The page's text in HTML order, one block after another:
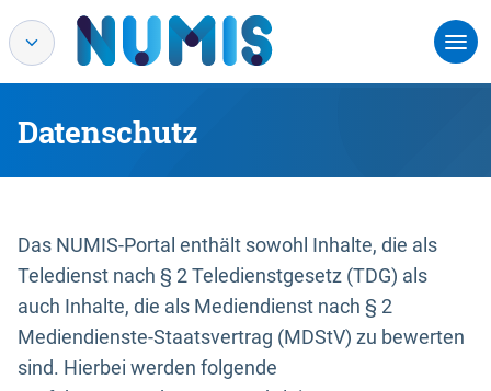
Datenschutz
Das NUMIS-Portal enthält sowohl Inhalte, die als
Teledienst nach § 2 Teledienstgesetz (TDG) als
auch Inhalte, die als Mediendienst nach § 2
Mediendienste-Staatsvertrag (MDStV) zu bewerten
sind. Hierbei werden folgende